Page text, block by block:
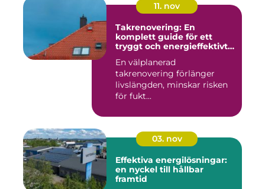
11. nov
Takrenovering: En
komplett guide för ett
tryggt och energieffektivt
En välplanerad
takrenovering förlänger
livslängden, minskar risken
för fukt...
03. nov
Effektiva energilösningar:
en nyckel till hållbar
framtid